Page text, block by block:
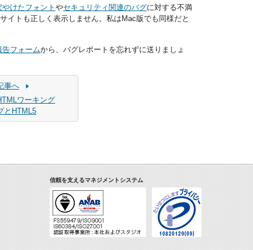
やけたフォント やセキュリティ関連のバグに対する不満
イトも正しく表示しません。私はMac版でも同様だと
フォームから、バグレポートを忘れずに送りましょ
事へ
ワーキング
とHTML5
信頼を支えるマネジメントシステム